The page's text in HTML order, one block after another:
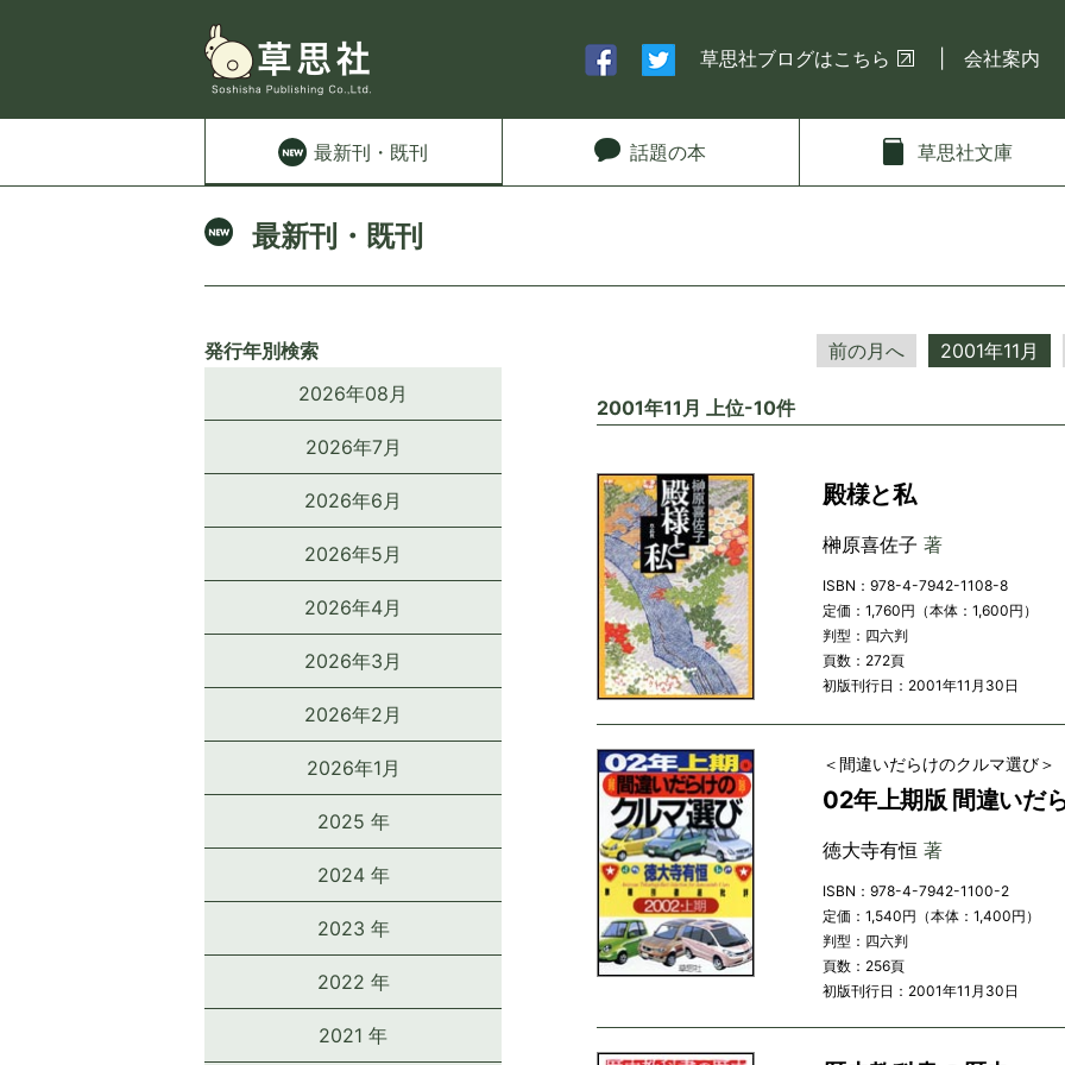
草思社ブログはこちら 会社案内
最新刊 ・既刊 話題の本 草思社文庫
最新刊・既刊
発行年別検索
2026年08月
2026年7月
2026年6月
2026年5月
2026年4月
2026年3月
2026年2月
2026年1月
2025 年
2024 年
2023 年
2022 年
2021 年
前の月へ 2001年11月
2001年11月 上位-10件
殿様と私
榊原喜佐子 著
ISBN：978-4-7942-1108-8
定価：1,760円（本体：1,600円）
判型：四六判
頁数：272頁
初版刊行日：2001年11月30日
＜間違いだらけのクルマ選び＞
02年上期版 間違いだ
徳大寺有恒 著
ISBN：978-4-7942-1100-2
定価：1,540円（本体：1,400円）
判型：四六判
頁数：256頁
初版刊行日：2001年11月30日